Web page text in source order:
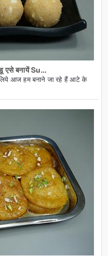
एसे बनायें Su...
लिये आज हम बनाने जा रहे हैं आटे के